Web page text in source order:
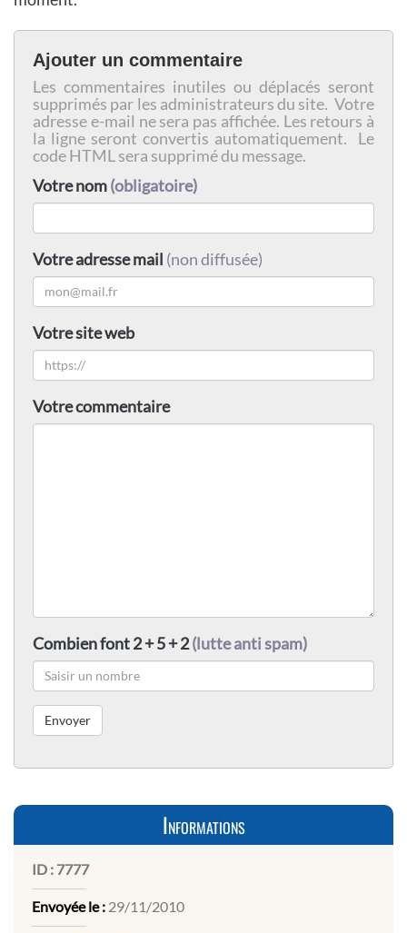
Ajouter un commentaire
Les commentaires inutiles ou déplacés seront
supprimés par les administrateurs du site. Votre
adresse e-mail ne sera pas affichée. Les retours à
la ligne seront convertis automatiquement. Le
code HTML sera supprimé du message.
Votre nom(obligatoire)
Votre adresse mail (non diffusée)
Votre site web
Votre commentaire
Combien font 2 + 5 + 2(lutte anti spam)
Informations
ID : 7777
Envoyée le : 29/11/2010